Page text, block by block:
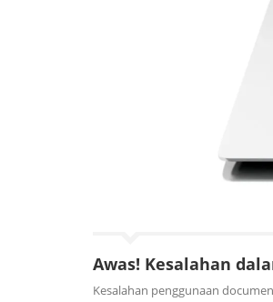
Awas! Kesalahan
Kesalahan penggunaan